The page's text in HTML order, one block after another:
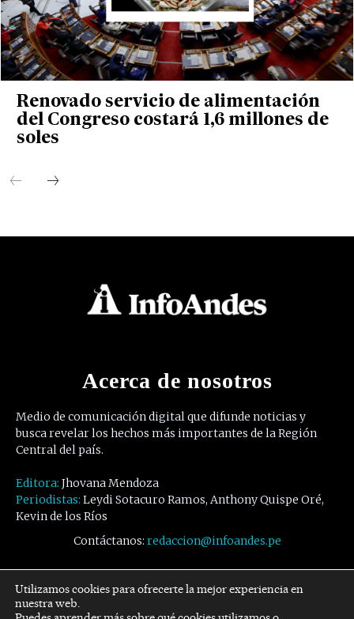
Renovado servicio de alimentación
del Congreso costará 1,6 millones de
soles
Acerca de nosotros
Medio de comunicación digital que difunde noticias y
busca revelar los hechos más importantes de la Región
Central del país.
Editora: Jhovana Mendoza
Periodistas: Leydi Sotacuro Ramos, Anthony Quispe Oré,
Kevin de los Ríos
Contáctanos: redaccion@infoandes.pe
Síguenos
Utilizamos cookies para ofrecerte la mejor experiencia en
nuestra web.